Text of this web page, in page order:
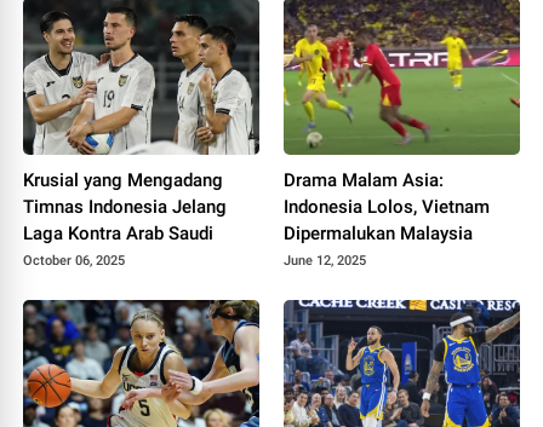
Krusial yang Mengadang
Timnas Indonesia Jelang
Laga Kontra Arab Saudi
October 06, 2025
Drama Malam Asia:
Indonesia Lolos, Vietnam
Dipermalukan Malaysia
June 12, 2025